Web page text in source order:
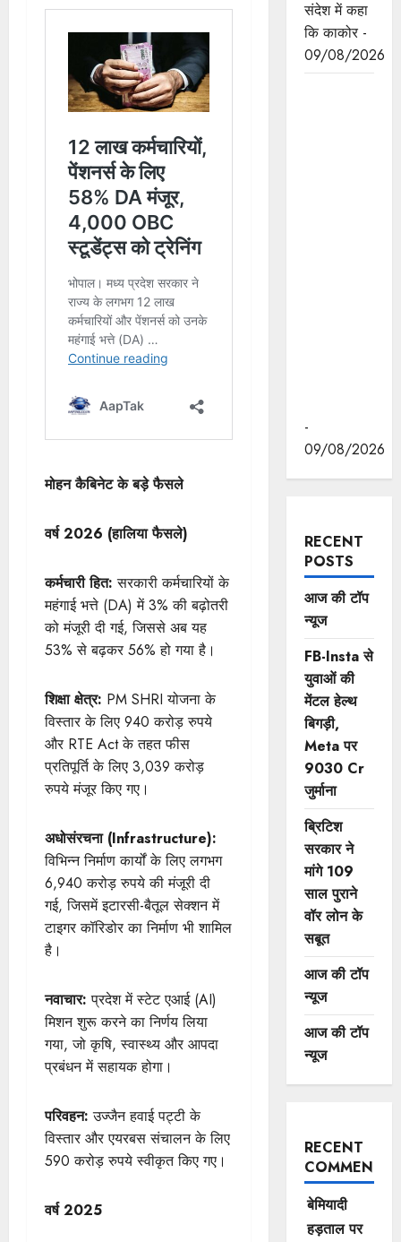
मोहन कैबिनेट के बड़े फैसले
वर्ष 2026 (हालिया फैसले)
कर्मचारी हित: सरकारी कर्मचारियों के
महंगाई भत्ते (DA) में 3% की बढ़ोतरी
को मंजूरी दी गई, जिससे अब यह
53% से बढ़कर 56% हो गया है।
शिक्षा क्षेत्र: PM SHRI योजना के
विस्तार के लिए 940 करोड़ रुपये
और RTE Act के तहत फीस
प्रतिपूर्ति के लिए 3,039 करोड़
रुपये मंजूर किए गए।
अधोसंरचना (Infrastructure):
विभिन्न निर्माण कार्यों के लिए लगभग
6,940 करोड़ रुपये की मंजूरी दी
गई, जिसमें इटारसी-बैतूल सेक्शन में
टाइगर कॉरिडोर का निर्माण भी शामिल
है।
नवाचार: प्रदेश में स्टेट एआई (AI)
मिशन शुरू करने का निर्णय लिया
गया, जो कृषि, स्वास्थ्य और आपदा
प्रबंधन में सहायक होगा।
परिवहन: उज्जैन हवाई पट्टी के
विस्तार और एयरबस संचालन के लिए
590 करोड़ रुपये स्वीकृत किए गए।
वर्ष 2025
संदेश में कहा
कि काकोर -
09/08/2026
-
09/08/2026
RECENT
POSTS
आज की टॉप
न्यूज
FB-Insta से
युवाओं की
मेंटल हेल्थ
बिगड़ी,
Meta पर
9030 Cr
जुर्माना
ब्रिटिश
सरकार ने
मांगे 109
साल पुराने
वॉर लोन के
सबूत
आज की टॉप
न्यूज
आज की टॉप
न्यूज
RECENT
COMMENTS
बेमियादी
हड़ताल पर